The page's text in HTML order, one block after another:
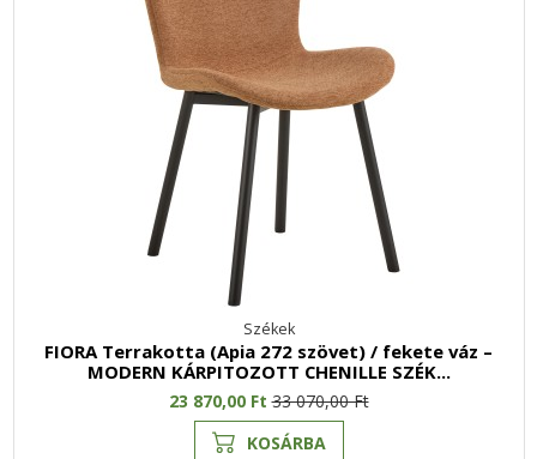
Székek
FIORA Terrakotta (Apia 272 szövet) / fekete váz –
MODERN KÁRPITOZOTT CHENILLE SZÉK...
23 870,00 Ft33 070,00 Ft
KOSÁRBA